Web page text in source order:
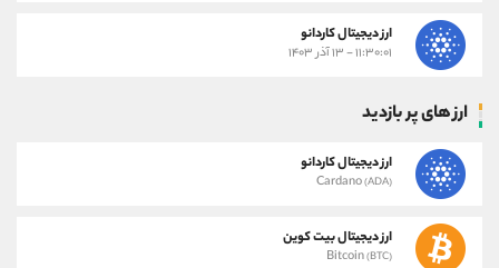
ارز دیجیتال کاردانو
۱۱:۳۰:۰۱ - ۱۳ آذر ۱۴۰۳
ارز های پر بازدید
ارز دیجیتال کاردانو
Cardano(ADA)
ارز دیجیتال بیت کوین
Bitcoin(BTC)